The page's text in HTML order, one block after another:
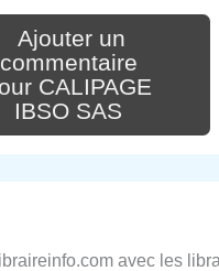
Ajouter un
commentaire
CALIPAGE
IBSO SAS
avec les